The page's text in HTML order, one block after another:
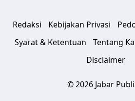
Redaksi Kebijakan Privasi
Syarat & Ketentuan
Tentang
Disclaimer
© 2026 Jabar